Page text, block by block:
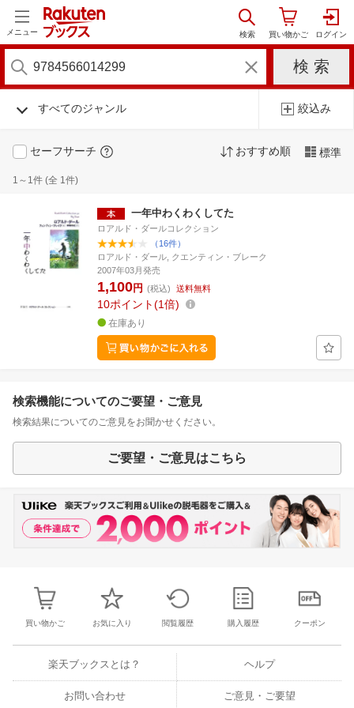
メニュー
すべてのジャンル 絞込み
セーフサーチ おすすめ順 標準
1～1件 (全 1件)
一年中わくわくしてた
ロアルド・ダールコレクション
（16件）
ロアルド・ダール, クエンティン・ブレーク
2007年03月発売
1,100円 (税込) 送料無料
10ポイント 1倍
在庫あり
検索機能についてのご要望・ご意見
検索結果についてのご意見をお聞かせください。
ご要望・ご意見はこちら
買い物かご お気に入り 閲覧履歴 購入履歴 クーポン
楽天ブックスとは？ ヘルプ
お問い合わせ ご意見・ご要望